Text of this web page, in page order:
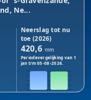
Ne...
Neerslag tot nu
toe (2026)
420,6 mm
Periodevergelijking van 1
jan t/m05-08-2026.
2026 2025